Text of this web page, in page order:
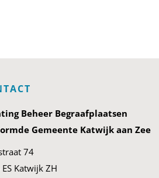
Beheer Begraafplaatsen
Gemeente Katwijk aan Zee
74
Katwijk ZH